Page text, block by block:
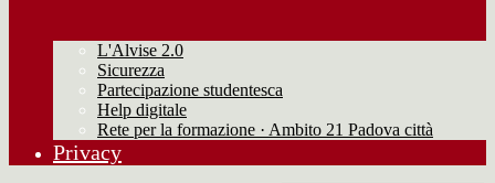
L'Alvise 2.0
Sicurezza
Partecipazione studentesca
Help digitale
Rete per la formazione · Ambito 21 Padova città
Privacy